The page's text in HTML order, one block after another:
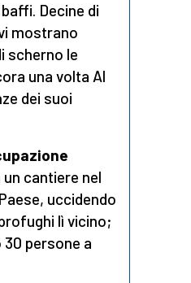
Decine di
mostrano
scherno le
una volta Al
dei suoi
cantiere nel
uccidendo
lì vicino;
persone a